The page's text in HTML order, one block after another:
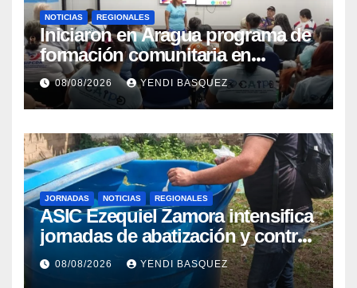
NOTICIAS REGIONALES
Iniciaron en Aragua programa de
formación comunitaria en
atención a personas con
discapacidad
08/08/2026 YENDI BASQUEZ
JORNADAS NOTICIAS REGIONALES
ASIC Ezequiel Zamora intensifica
jornadas de abatización y control
de vectores en comunidades del
Guárico
08/08/2026 YENDI BASQUEZ